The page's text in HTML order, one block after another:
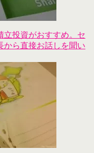
立投資がおすすめ。セ
から直接お話しを聞い